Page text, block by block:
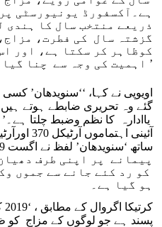
ہے۔آکسفورڈ یونیورسٹی
ذریعے منتخب سال کا ہندی
گزشتہ سال کی فطرت،
کوظاہر کر سکتا ہے، اور
اہمیت کی وجہ سے چنا گیا ہے۔’
اویوپی نے کہا، ‘‘سنویدھان’
گئے وہ تحریری ضابطے ہوتے
یاادارہ کا نظم وضبط چلتا
پیمانے پر اپنی طرف
کو رد کئے جانے سے جموں
ہو گیا ہے۔
پسند ہے جو لوگوں کے مزاج کو